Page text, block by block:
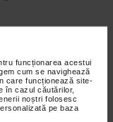
funcționarea acestui
cum se navighează
care funcționează site-
în cazul căutărilor,
noștri folosesc
pe baza
cum ar fi,
sau diaree.
cand astfel de
6 ianuarie 2022